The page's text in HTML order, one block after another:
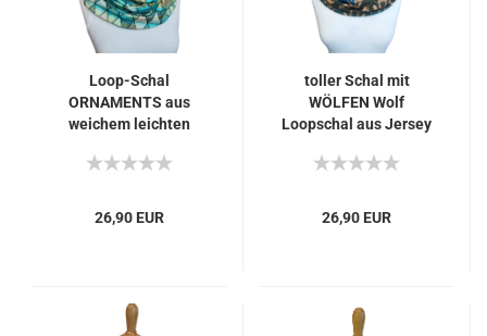
Loop-Schal
ORNAMENTS aus
weichem leichten
mint Geschenk z.
26,90 EUR
toller Schal mit
WÖLFEN Wolf
Loopschal aus Jersey
Geburtstag Muttertag
26,90 EUR